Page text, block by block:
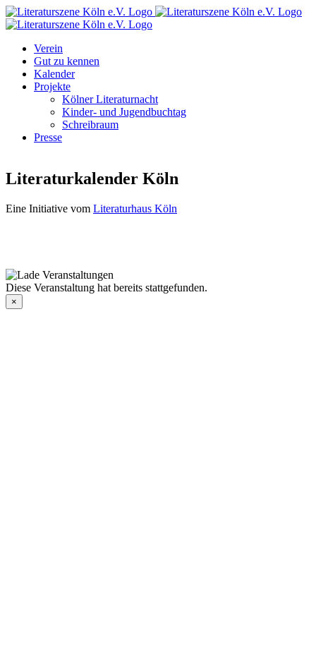
Zum
Inhalt
Facebook
Instagram
E-
Mail
Verein
Gut zu kennen
Kalender
Projekte
Kölner Literaturnacht
Kinder- und Jugendbuchtag
Schreibraum
Presse
Literaturkalender Köln
Eine Initiative vom Literaturhaus Köln
Diese Veranstaltung hat bereits stattgefunden.
×